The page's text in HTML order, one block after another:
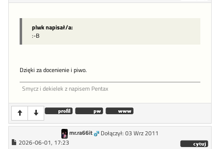
plwk napisał/a:
:-B
Dzięki za docenienie i piwo.
Smycz i dekielek z napisem Pentax
mr.ra66it
Dołączył: 03 Wrz 2011
2026-06-01, 17:23